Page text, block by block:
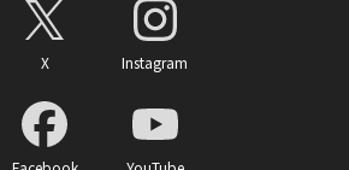
X Instagram